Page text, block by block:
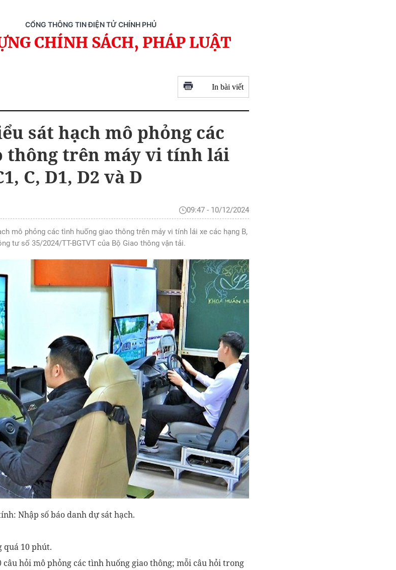
CỔNG THÔNG TIN ĐIỆN TỬ CHÍNH PHỦ
CHÍNH SÁCH, PHÁP LUẬT
In bài viết
sát hạch mô phỏng các
thông trên máy vi tính lái
C, D1, D2 và D
09:47 - 10/12/2024
mô phỏng các tình huống giao thông trên máy vi tính lái xe các hạng B,
tư số 35/2024/TT-BGTVT của Bộ Giao thông vận tải.
Nhập số báo danh dự sát hạch.
quá 10 phút.
hỏi mô phỏng các tình huống giao thông; mỗi câu hỏi trong